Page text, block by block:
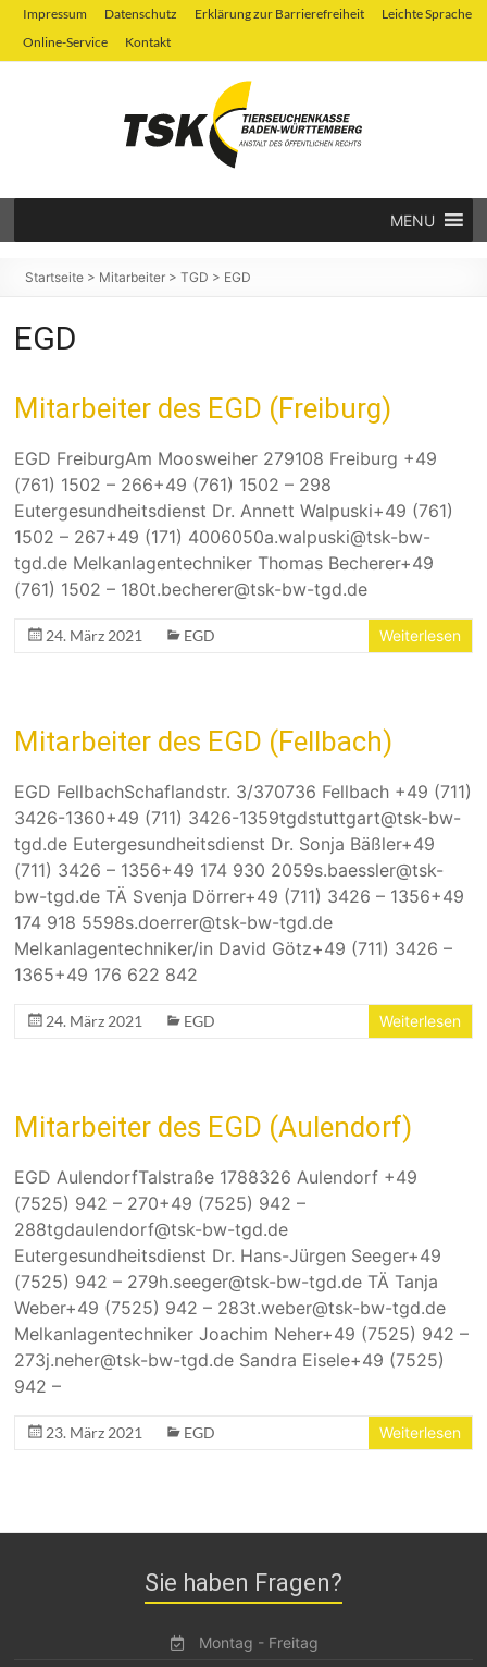
Zum
Inhalt
springen
Impressum Datenschutz Erklärung zur Barrierefreiheit
Leichte Sprache
Online-Service
Kontakt
Tierseuchenkasse
Baden-
MENU
Startseite > Mitarbeiter >TGD > EGD
EGD
Mitarbeiter des EGD (Freiburg)
EGD FreiburgAm Moosweiher 279108 Freiburg +49
(761) 1502 – 266+49 (761) 1502 – 298
Eutergesundheitsdienst Dr. Annett Walpuski+49 (761)
1502 – 267+49 (171) 4006050a.walpuski@tsk-bw-
tgd.de Melkanlagentechniker Thomas Becherer+49
(761) 1502 – 180t.becherer@tsk-bw-tgd.de
24. März 2021 EGD Weiterlesen
Mitarbeiter des EGD (Fellbach)
EGD FellbachSchaflandstr. 3/370736 Fellbach +49 (711)
3426-1360+49 (711) 3426-1359tgdstuttgart@tsk-bw-
tgd.de Eutergesundheitsdienst Dr. Sonja Bäßler+49
(711) 3426 – 1356+49 174 930 2059s.baessler@tsk-
bw-tgd.de TÄ Svenja Dörrer+49 (711) 3426 – 1356+49
174 918 5598s.doerrer@tsk-bw-tgd.de
Melkanlagentechniker/in David Götz+49 (711) 3426 –
1365+49 176 622 842
24. März 2021 EGD Weiterlesen
Mitarbeiter des EGD (Aulendorf)
EGD AulendorfTalstraße 1788326 Aulendorf +49
(7525) 942 – 270+49 (7525) 942 –
288tgdaulendorf@tsk-bw-tgd.de
Eutergesundheitsdienst Dr. Hans-Jürgen Seeger+49
(7525) 942 – 279h.seeger@tsk-bw-tgd.de TÄ Tanja
Weber+49 (7525) 942 – 283t.weber@tsk-bw-tgd.de
Melkanlagentechniker Joachim Neher+49 (7525) 942 –
273j.neher@tsk-bw-tgd.de Sandra Eisele+49 (7525)
942 –
23. März 2021 EGD Weiterlesen
Sie haben Fragen?
Montag - Freitag